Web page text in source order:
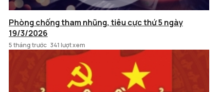
Phòng chống tham nhũng, tiêu cực thứ 5 ngày
19/3/2026
5 tháng trước 341 lượt xem